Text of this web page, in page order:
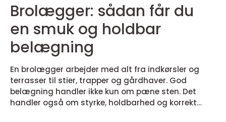
Brolægger: sådan får du
en smuk og holdbar
belægning
En brolægger arbejder med alt fra indkørsler og
terrasser til stier, trapper og gårdhaver. God
belægning handler ikke kun om pæne sten. Det
handler også om styrke, holdbarhed og korrekt